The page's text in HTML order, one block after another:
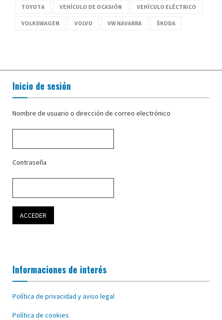
TOYOTA VEHÍCULO DE OCASIÓN VEHÍCULO ELÉCTRICO
VOLKSWAGEN VOLVO VW NAVARRA ŠKODA
Inicio de sesión
Nombre de usuario o dirección de correo electrónico
Contraseña
Informaciones de interés
Política de privacidad y aviso legal
Política de cookies